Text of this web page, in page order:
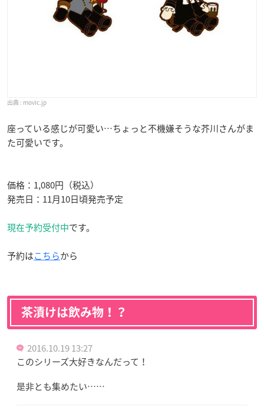
movic.jp
座っている感じが可愛い…ちょっと不機嫌そうな芥川さんがま
た可愛いです。
価格：1,080円（税込）
発売日：11月10日頃発売予定
現在予約受付中です。
予約はこちらから
茶漬けは飲み物！？
2016.10.19 13:27
このシリーズ大好きなんだって！
是非とも集めたい……